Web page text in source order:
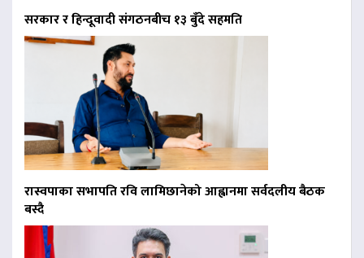
सरकार र हिन्दूवादी संगठनबीच १३ बुँदे सहमति
रास्वपाका सभापति रवि लामिछानेको आह्वानमा सर्वदलीय बैठक
बस्दै